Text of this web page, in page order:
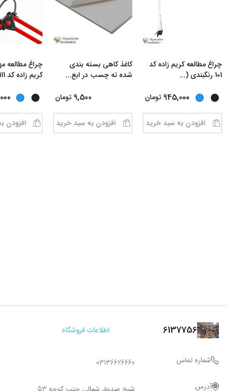
چراغ مطالعه کریم زاده کد
101 رنگبندی (
...
...
945,000 تومان
افزودن به سبد خرید
کاغذ کاهی بسته بندی
شده ته چسب در ابع...
9,500 تومان
افزودن به سبد خرید
چراغ مطالعه
کریم زاده کد 111 ر
...
افزودن
6137756 اطلاعات فروشگاه
شماره تماس 03136626660
آدرس